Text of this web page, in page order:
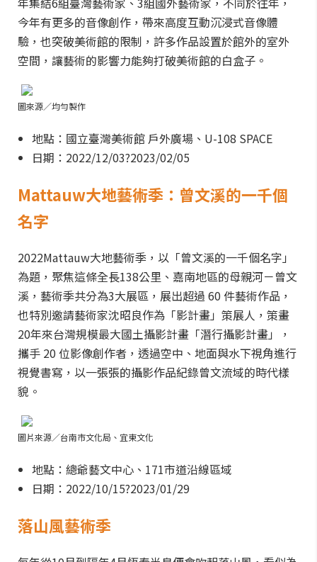
今年有更多的音像創作，帶來高度互動沉浸式音像體
驗，也突破美術館的限制，許多作品設置於館外的室外
空間，讓藝術的影響力能夠打破美術館的白盒子。
圖來源／均勻製作
地點：國立臺灣美術館 戶外廣場、U-108 SPACE
日期：2022/12/03?2023/02/05
Mattauw大地藝術季：曾文溪的一千個
名字
2022Mattauw大地藝術季，以「曾文溪的一千個名字」
為題，聚焦這條全長138公里、嘉南地區的母親河－曾文
溪，藝術季共分為3大展區，展出超過 60 件藝術作品，
也特別邀請藝術家沈昭良作為「影計畫」策展人，策畫
20年來台灣規模最大國土攝影計畫「潛行攝影計畫」，
攜手 20 位影像創作者，透過空中、地面與水下視角進行
視覺書寫，以一張張的攝影作品紀錄曾文流域的時代樣
貌。
圖片來源／台南市文化局、宜東文化
地點：總爺藝文中心、171市道沿線區域
日期：2022/10/15?2023/01/29
落山風藝術季